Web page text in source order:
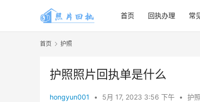
首页 回执办理 常
首页 护照
护照照片回执单是什么
hongyun001 • 5月 17, 2023 3:56 下午 • 护照